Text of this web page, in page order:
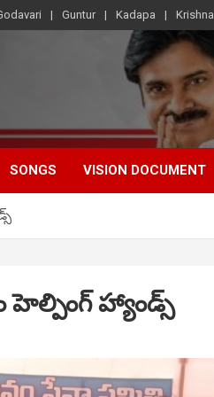
Guntur Kadapa Krishna
SONGS VISION DOCUMENT
హెల్పింగ్ హ్యాండ్స్